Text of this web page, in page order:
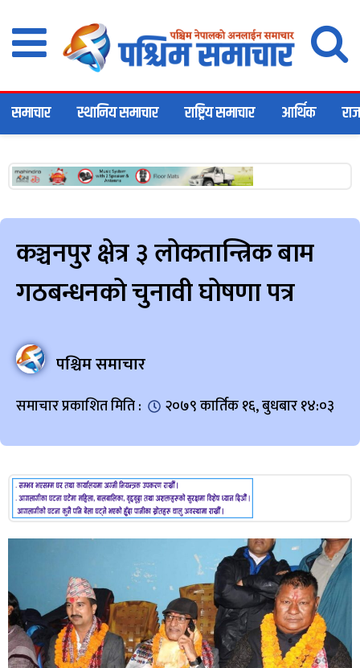
समाचार स्थानिय समाचार राष्ट्रिय समाचार आर्थिक
कञ्चनपुर क्षेत्र ३ लोकतान्त्रिक बाम
गठबन्धनको चुनावी घोषणा पत्र
पश्चिम समाचार
समाचार प्रकाशित मिति : २०७९ कार्तिक १६, बुधबार १४:०३